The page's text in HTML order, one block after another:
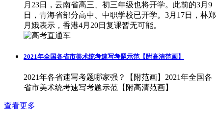
月23日，云南省高三、初三年级也将开学。此前的3月9
日，青海省部分高中、中职学校已开学。3月17日，林郑
月娥表示，香港4月20日复课暂无可能。
2021年全国各省市美术统考速写考题示范【附高清范画】
2021年各省速写考题哪家强？【附范画】2021年全国各
省市美术统考速写考题示范【附高清范画】
查看更多